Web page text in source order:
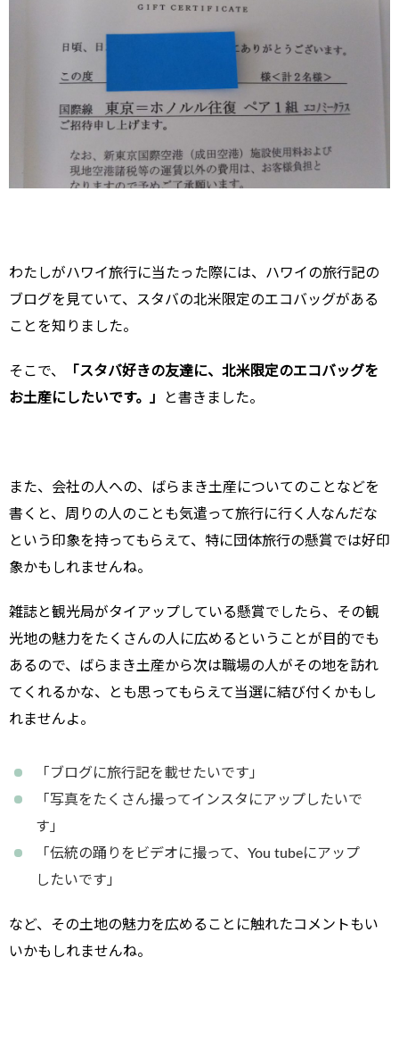
わたしがハワイ旅行に当たった際には、ハワイの旅行記の
ブログを見ていて、スタバの北米限定のエコバッグがある
ことを知りました。
そこで、
「スタバ好きの友達に、北米限定のエコバッグを
お土産にしたいです。」
と書きました。
また、会社の人への、ばらまき土産についてのことなどを
書くと、周りの人のことも気遣って旅行に行く人なんだな
という印象を持ってもらえて、特に団体旅行の懸賞では好印
象かもしれませんね。
雑誌と観光局がタイアップしている懸賞でしたら、その観
光地の魅力をたくさんの人に広めるということが目的でも
あるので、ばらまき土産から次は職場の人がその地を訪れ
てくれるかな、とも思ってもらえて当選に結び付くかもし
れませんよ。
「ブログに旅行記を載せたいです」
「写真をたくさん撮ってインスタにアップしたいで
す」
「伝統の踊りをビデオに撮って、You tubeにアップ
したいです」
など、 その土地の魅力を広めることに触れたコメントもい
いかもしれませんね。